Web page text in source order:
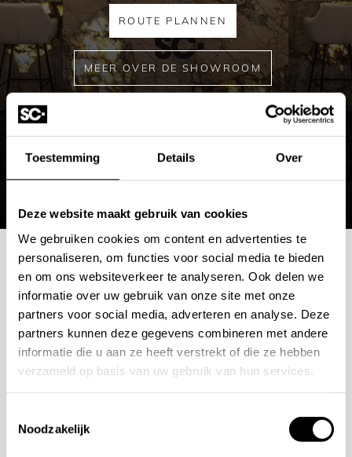
Toestemming Details Over
Deze website maakt gebruik van cookies
We gebruiken cookies om content en advertenties te
personaliseren, om functies voor social media te bieden
en om ons websiteverkeer te analyseren. Ook delen we
informatie over uw gebruik van onze site met onze
partners voor social media, adverteren en analyse. Deze
partners kunnen deze gegevens combineren met andere
informatie die u aan ze heeft verstrekt of die ze hebben
verzameld op basis van uw gebruik van hun services.
Noodzakelijk
ROUTE PLANNEN
MEER OVER DE SHOWROOM
Mogelijkheden
bespreken?
Wilt u ook iedere dag genieten van een luxe badkamer?